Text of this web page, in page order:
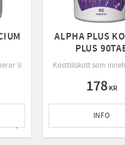
och enzymer som stödjer
lättupptagligt kalcium i form av
Lägg till i favoriter
ALPHA PLUS
PLUS
Kosttillskott som
178KR
INFO